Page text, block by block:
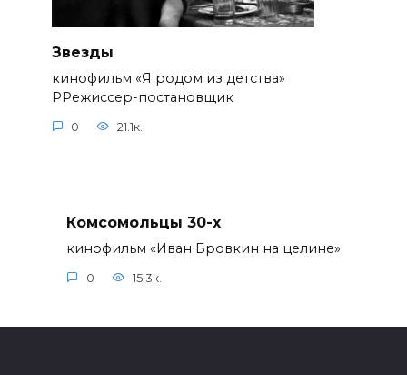
Звезды
кинофильм «Я родом из детства»
РРежиссер-постановщик
0 21.1к.
Комсомольцы 30-x
кинофильм «Иван Бровкин на целине»
0 15.3к.